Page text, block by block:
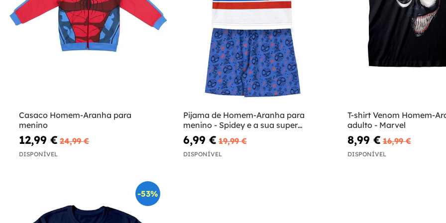
Casaco Homem-Aranha para
menino
12,99 € 24,99 €
DISPONÍVEL
Pijama de Homem-Aranha para
menino - Spidey e a sua super
equipa
6,99 € 19,99 €
DISPONÍVEL
T-shirt Venom Homem-
adulto - Marvel
8,99 € 16,99 €
DISPONÍVEL
-53%